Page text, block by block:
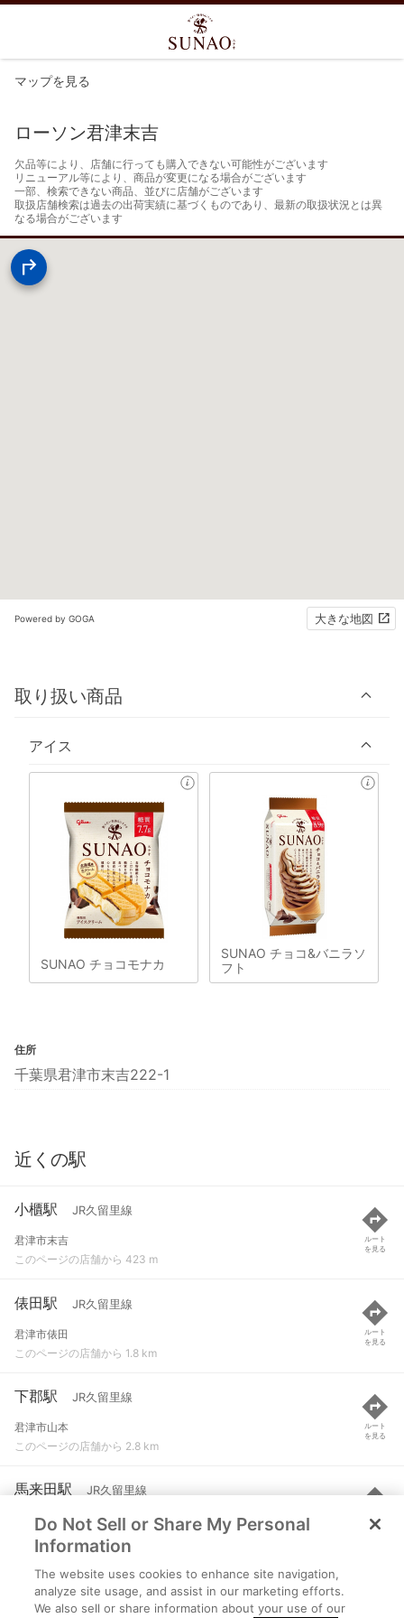
マップを見る
ローソン君津末吉
欠品等により、店舗に行っても購入できない可能性がございます
リニューアル等により、商品が変更になる場合がございます
一部、検索できない商品、並びに店舗がございます
取扱店舗検索は過去の出荷実績に基づくものであり、最新の取扱状況とは異
なる場合がございます
Powered by GOGA 大きな地図
取り扱い商品
アイス
SUNAO チョコモナカ
SUNAO チョコ&バニラソ
フト
住所
千葉県君津市末吉222-1
近くの駅
小櫃駅 JR久留里線
君津市末吉
このページの店舗から 423 m
ルート
を見る
俵田駅 JR久留里線
君津市俵田
このページの店舗から 1.8 km
ルート
を見る
下郡駅 JR久留里線
君津市山本
このページの店舗から 2.8 km
ルート
を見る
馬来田駅 JR久留里線
木更津市真里
このページの店舗から 4.1 km
ルート
を見る
久留里駅 JR久留里線
君津市久留里市場
Do Not Sell or Share My Personal
Information
The website uses cookies to enhance site navigation,
analyze site usage, and assist in our marketing efforts.
We also sell or share information about your use of our